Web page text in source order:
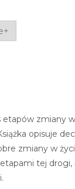
zmiany
opisuje
zmiany w
tej